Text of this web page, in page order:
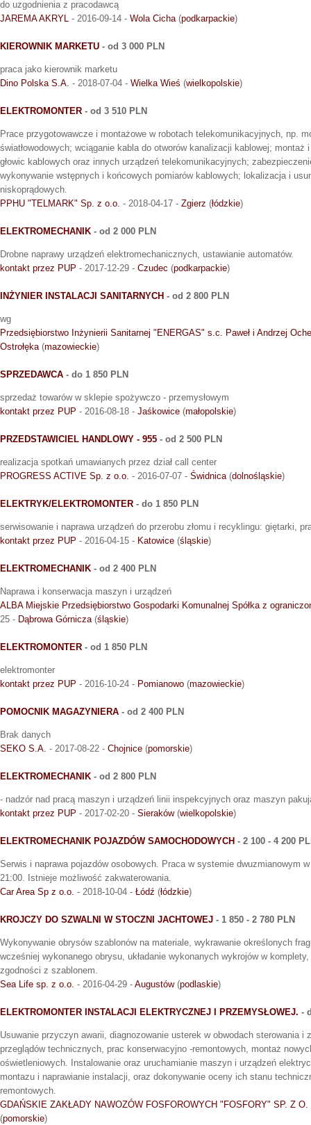
do uzgodnienia z pracodawcą
JAREMA AKRYL - 2016-09-14 - Wola Cicha(podkarpackie)
KIEROWNIK MARKETU - od 3 000 PLN
praca jako kierownik marketu
Dino Polska S.A. - 2018-07-04 - Wielka Wieś (wielkopolskie)
ELEKTROMONTER - od 3 510 PLN
Prace przygotowawcze i montażowe w robotach telekomunikacyjnych, np.
światłowodowych; wciąganie kabla do otworów kanalizacji kablowej; montaż
głowic kablowych oraz innych urządzeń telekomunikacyjnych;
wykonywanie wstępnych i końcowych pomiarów kablowych; lokalizacja i
niskoprądowych.
PPHU "TELMARK" Sp. z o.o. - 2018-04-17 - Zgierz (łódzkie)
ELEKTROMECHANIK - od 2 000 PLN
Drobne naprawy urządzeń elektromechanicznych, ustawianie automatów.
kontakt przez PUP - 2017-12-29 - Czudec (podkarpackie)
INŻYNIER INSTALACJI SANITARNYCH - od 2 800 PLN
wg
Przedsiębiorstwo Inżynierii Sanitarnej "ENERGAS" s.c. Paweł i Andrzej
Ostrołęka(mazowieckie)
SPRZEDAWCA - do 1 850 PLN
sprzedaż towarów w sklepie spożywczo - przemysłowym
kontakt przez PUP - 2016-08-18 - Jaśkowice (małopolskie)
PRZEDSTAWICIEL HANDLOWY - 955 - od 2 500 PLN
realizacja spotkań umawianych przez dział call center
PROGRESS ACTIVE Sp. z o.o. - 2016-07-07 - Świdnica(dolnośląskie)
ELEKTRYK/ELEKTROMONTER - do 1 850 PLN
serwisowanie i naprawa urządzeń do przerobu złomu i recyklingu: giętarki,
kontakt przez PUP - 2016-04-15 - Katowice (śląskie)
ELEKTROMECHANIK - od 2 400 PLN
Naprawa i konserwacja maszyn i urządzeń
ALBA Miejskie Przedsiębiorstwo Gospodarki Komunalnej Spółka z
25 - Dąbrowa Górnicza(śląskie)
ELEKTROMONTER - od 1 850 PLN
elektromonter
kontakt przez PUP - 2016-10-24 - Pomianowo (mazowieckie)
POMOCNIK MAGAZYNIERA - od 2 400 PLN
Brak danych
SEKO S.A. - 2017-08-22 - Chojnice (pomorskie)
ELEKTROMECHANIK - od 2 800 PLN
- nadzór nad pracą maszyn i urządzeń linii inspekcyjnych oraz maszyn
kontakt przez PUP - 2017-02-20 - Sieraków(wielkopolskie)
ELEKTROMECHANIK POJAZDÓW SAMOCHODOWYCH - 2 100 - 4 200
Serwis i naprawa pojazdów osobowych. Praca w systemie dwuzmianowym
21:00. Istnieje możliwość zakwaterowania.
Car Area Sp z o.o. - 2018-10-04 - Łódź (łódzkie)
KROJCZY DO SZWALNI W STOCZNI JACHTOWEJ - 1 850 - 2 780 PLN
Wykonywanie obrysów szablonów na materiale, wykrawanie określonych
wcześniej wykonanego obrysu, układanie wykonanych wykrojów w
zgodności z szablonem.
Sea Life sp. z o.o. - 2016-04-29 - Augustów(podlaskie)
ELEKTROMONTER INSTALACJI ELEKTRYCZNEJ I PRZEMYSŁOWEJ. -
Usuwanie przyczyn awarii, diagnozowanie usterek w obwodach sterowania i
przeglądów technicznych, prac konserwacyjno -remontowych, montaż
oświetleniowych. Instalowanie oraz uruchamianie maszyn i urządzeń
montazu i naprawianie instalacji, oraz dokonywanie oceny ich stanu
remontowych.
GDAŃSKIE ZAKŁADY NAWOZÓW FOSFOROWYCH "FOSFORY" SP. Z O.
(pomorskie)